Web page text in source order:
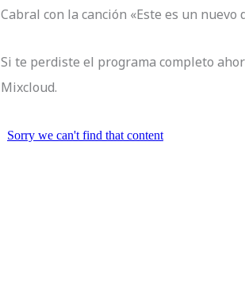
Cabral con la canción «Este es un nuevo
Si te perdiste el programa completo
Mixcloud.